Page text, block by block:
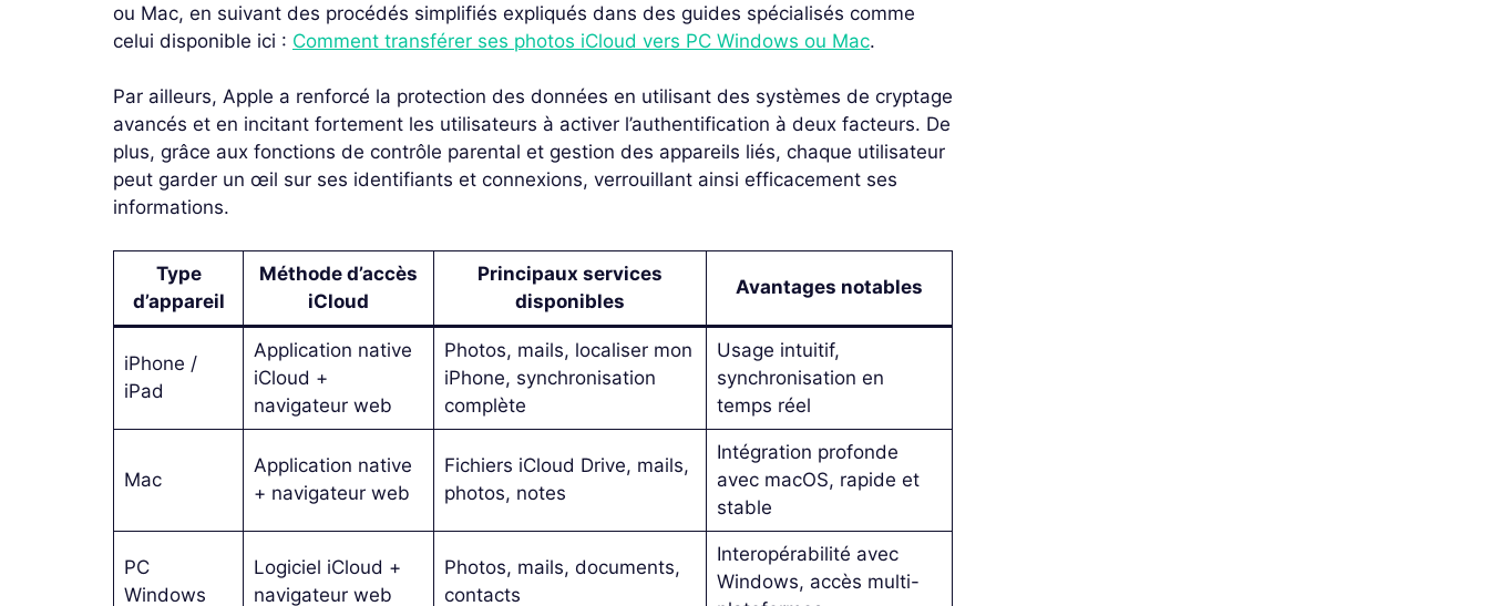
ou Mac, en suivant des procédés simplifiés expliqués dans des guides spécialisés comme
celui disponible ici : Comment transférer ses photos iCloud vers PC Windows ou Mac.
Par ailleurs, Apple a renforcé la protection des données en utilisant des systèmes de cryptage
avancés et en incitant fortement les utilisateurs à activer l’authentification à deux facteurs. De
plus, grâce aux fonctions de contrôle parental et gestion des appareils liés, chaque utilisateur
peut garder un œil sur ses identifiants et connexions, verrouillant ainsi efficacement ses
informations.
Type
d’appareil
Méthode d’accès
iCloud
Principaux services
disponibles
Avantages notables
iPhone /
iPad
Application native
iCloud +
navigateur web
Photos, mails, localiser mon
iPhone, synchronisation
complète
Usage intuitif,
synchronisation en
temps réel
Mac
Application native
+ navigateur web
Fichiers iCloud Drive, mails,
photos, notes
Intégration profonde
avec macOS, rapide et
stable
PC
Windows
Logiciel iCloud +
navigateur web
Photos, mails, documents,
contacts
Interopérabilité avec
Windows, accès multi-